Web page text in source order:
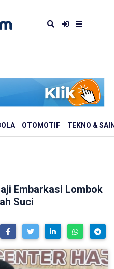
OTOMOTIF TEKNO &
Embarkasi Lombok
Suci